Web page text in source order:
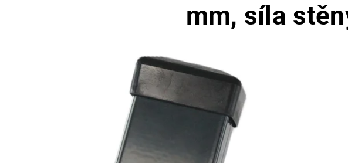
mm, síla